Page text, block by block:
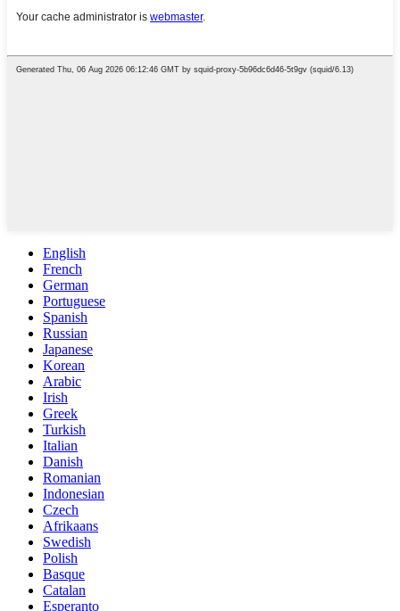
English
French
German
Portuguese
Spanish
Russian
Japanese
Korean
Arabic
Irish
Greek
Turkish
Italian
Danish
Romanian
Indonesian
Czech
Afrikaans
Swedish
Polish
Basque
Catalan
Esperanto